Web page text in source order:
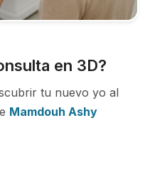
en 3D?
tu nuevo yo al
Mamdouh Ashy